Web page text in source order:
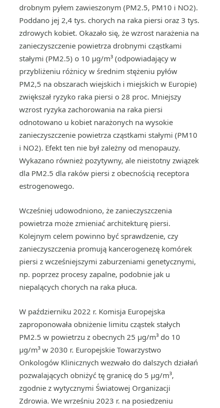
drobnym pyłem zawieszonym (PM2.5, PM10 i NO2).
Poddano jej 2,4 tys. chorych na raka piersi oraz 3 tys.
zdrowych kobiet. Okazało się, że wzrost narażenia na
zanieczyszczenie powietrza drobnymi cząstkami
stałymi (PM2.5) o 10 µg/m³ (odpowiadający w
przybliżeniu różnicy w średnim stężeniu pyłów
PM2,5 na obszarach wiejskich i miejskich w Europie)
zwiększał ryzyko raka piersi o 28 proc. Mniejszy
wzrost ryzyka zachorowania na raka piersi
odnotowano u kobiet narażonych na wysokie
zanieczyszczenie powietrza cząstkami stałymi (PM10
i NO2). Efekt ten nie był zależny od menopauzy.
Wykazano również pozytywny, ale nieistotny związek
dla PM2.5 dla raków piersi z obecnością receptora
estrogenowego.
Wcześniej udowodniono, że zanieczyszczenia
powietrza może zmieniać architekturę piersi.
Kolejnym celem powinno być sprawdzenie, czy
zanieczyszczenia promują kancerogenezę komórek
piersi z wcześniejszymi zaburzeniami genetycznymi,
np. poprzez procesy zapalne, podobnie jak u
niepalących chorych na raka płuca.
W październiku 2022 r. Komisja Europejska
zaproponowała obniżenie limitu cząstek stałych
PM2.5 w powietrzu z obecnych 25 µg/m³ do 10
µg/m³ w 2030 r. Europejskie Towarzystwo
Onkologów Klinicznych wezwało do dalszych działań
pozwalających obniżyć tę granicę do 5 µg/m³,
zgodnie z wytycznymi Światowej Organizacji
Zdrowia. We wrześniu 2023 r. na posiedzeniu